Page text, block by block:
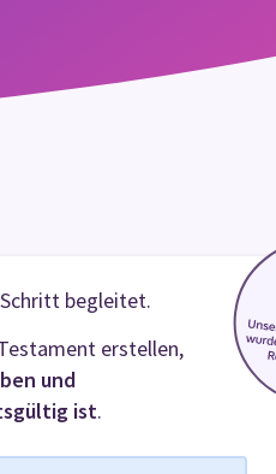
begleitet.
erstellen,
und
ist.